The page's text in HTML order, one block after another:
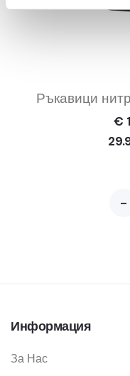
Ръкавици
€
-
Информация
За Нас